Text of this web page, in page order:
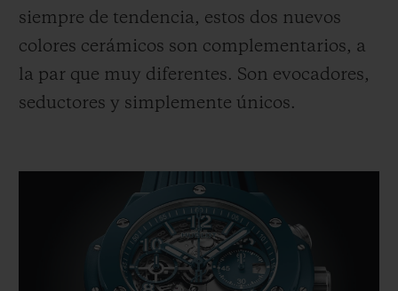
siempre de tendencia, estos dos nuevos
colores cerámicos son complementarios, a
la par que muy diferentes. Son evocadores,
seductores y simplemente únicos.